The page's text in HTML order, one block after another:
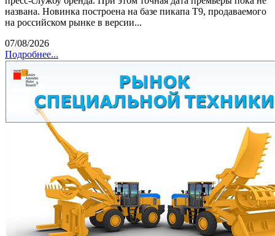
названа. Новинка построена на базе пикапа T9, продаваемого
на российском рынке в версии...
07/08/2026
Подробнее...